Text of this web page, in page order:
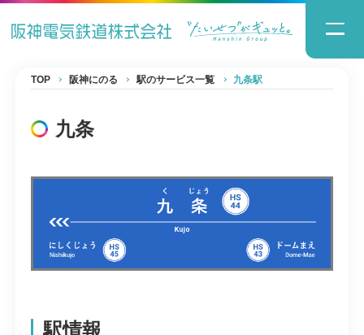
TOP 阪神にのる 駅のサービス一覧 九条駅
九条
駅情報